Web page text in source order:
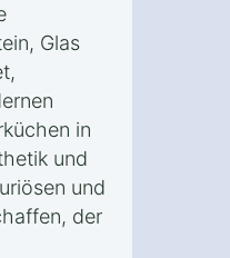
Glas
in
und
und
der